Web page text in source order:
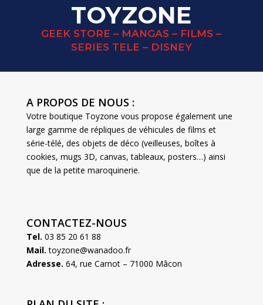
TOYZONE
GEEK STORE – MANGAS – FILMS –
SERIES TELE – DISNEY
A PROPOS DE NOUS :
Votre boutique Toyzone vous propose également une
large gamme de répliques de véhicules de films et
série-télé, des objets de déco (veilleuses, boîtes à
cookies, mugs 3D, canvas, tableaux, posters…) ainsi
que de la petite maroquinerie.
CONTACTEZ-NOUS
Tel. 03 85 20 61 88
Mail. toyzone@wanadoo.fr
Adresse. 64, rue Carnot – 71000 Mâcon